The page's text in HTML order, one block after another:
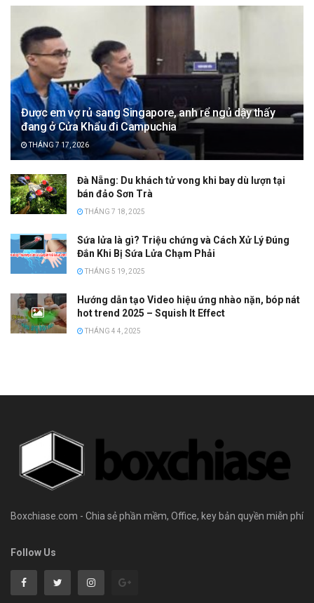
Được em vợ rủ sang Singapore, anh rể ngủ dậy thấy
đang ở Cửa Khẩu đi Campuchia
THÁNG 7 17, 2026
Đà Nẵng: Du khách tử vong khi bay dù lượn tại
bán đảo Sơn Trà
THÁNG 7 18, 2025
Sứa lửa là gì? Triệu chứng và Cách Xử Lý Đúng
Đắn Khi Bị Sứa Lửa Chạm Phải
THÁNG 5 19, 2025
Hướng dẫn tạo Video hiệu ứng nhào nặn, bóp nát
hot trend 2025 – Squish It Effect
THÁNG 4 4, 2025
Boxchiase.com - Chia sẻ phần mềm, Office, key bản quyền miễn phí
Follow Us